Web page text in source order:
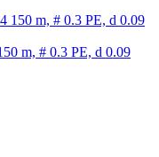
m, # 0.3 PE, d 0.09